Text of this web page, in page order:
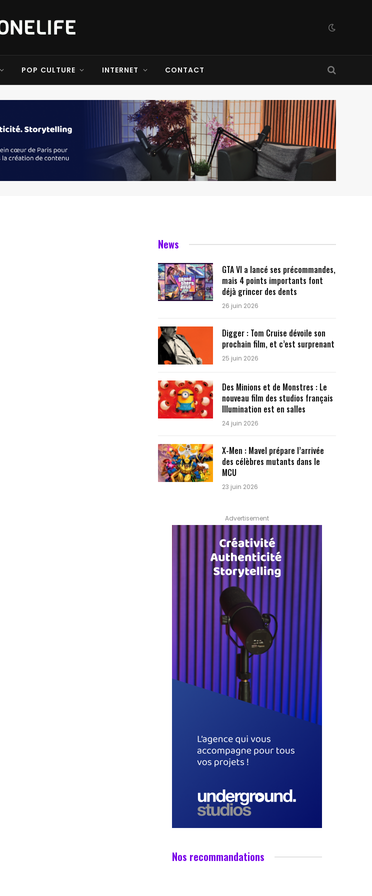
POP CULTURE INTERNET CONTACT
News
GTA VI a lancé ses précommandes,
mais 4 points importants font
déjà grincer des dents
26 juin 2026
Digger : Tom Cruise dévoile son
prochain film, et c’est surprenant
25 juin 2026
Des Minions et de Monstres : Le
nouveau film des studios français
Illumination est en salles
24 juin 2026
X-Men : Mavel prépare l’arrivée
des célèbres mutants dans le
MCU
23 juin 2026
Advertisement
Nos recommandations